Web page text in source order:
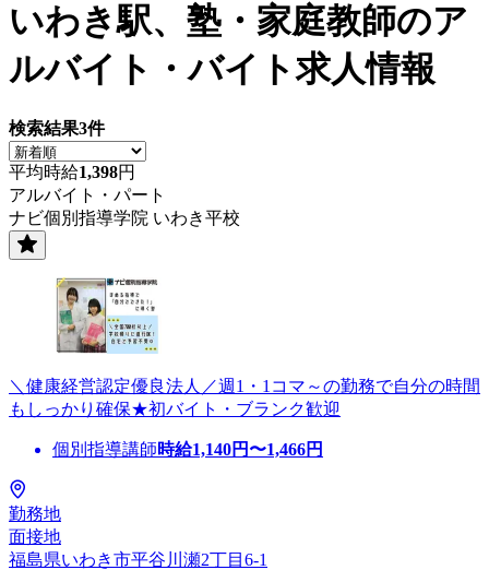
いわき駅、塾・家庭教師のア
ルバイト・バイト求人情報
検索結果3件
平均時給1,398円
アルバイト・パート
ナビ個別指導学院 いわき平校
＼健康経営認定優良法人／週1・1コマ～の勤務で自分の時間
もしっかり確保★初バイト・ブランク歓迎
個別指導講師時給1,140円〜1,466円
勤務地
面接地
福島県いわき市平谷川瀬2丁目6-1